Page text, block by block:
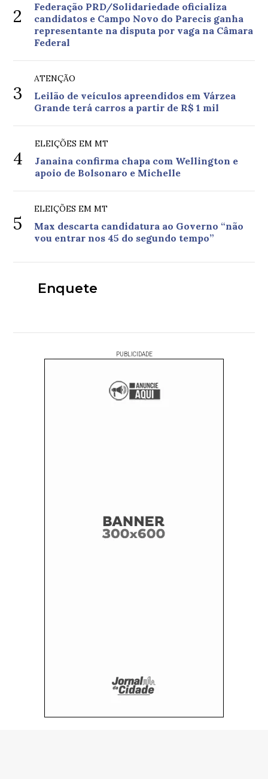
2
Federação PRD/Solidariedade oficializa
candidatos e Campo Novo do Parecis ganha
representante na disputa por vaga na Câmara
Federal
3
ATENÇÃO
Leilão de veículos apreendidos em Várzea
Grande terá carros a partir de R$ 1 mil
4
ELEIÇÕES EM MT
Janaina confirma chapa com Wellington e
apoio de Bolsonaro e Michelle
5
ELEIÇÕES EM MT
Max descarta candidatura ao Governo “não
vou entrar nos 45 do segundo tempo”
Enquete
PUBLICIDADE